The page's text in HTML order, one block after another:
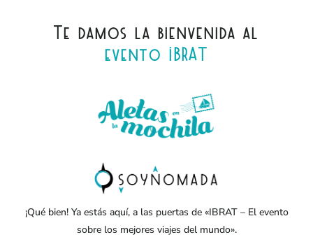
Te damos la bienvenida al
evento IBRAT
¡Qué bien! Ya estás aquí, a las puertas de «IBRAT – El evento
sobre los mejores viajes del mundo».